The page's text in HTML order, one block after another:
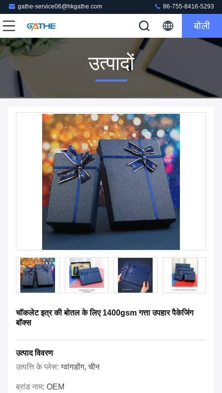
gathe-service06@hkgathe.com 86-755-8416-5293
बोली
उत्पादों
चॉकलेट इत्र की बोतल के लिए 1400gsm गत्ता उपहार पैकेजिंग
बॉक्स
उत्पाद विवरण
उत्पत्ति के प्लेस:ग्वांगडोंग, चीन
ब्रांड नाम: OEM